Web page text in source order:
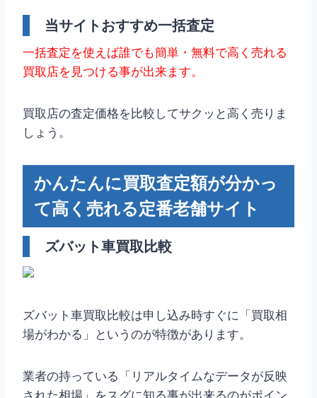
当サイトおすすめ一括査定
一括査定を使えば誰でも簡単・無料で高く売れる
買取店を見つける事が出来ます。
買取店の査定価格を比較してサクッと高く売りま
しょう。
かんたんに買取査定額が分かっ
て高く売れる定番老舗サイト
ズバット車買取比較
ズバット車買取比較は申し込み時すぐに「買取相
場がわかる」というのが特徴があります。
業者の持っている「リアルタイムなデータが反映
された相場」をスグに知る事が出来るのがポイン